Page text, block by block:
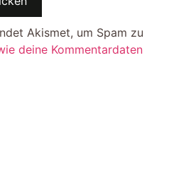
Akismet, um Spam zu
deine Kommentardaten